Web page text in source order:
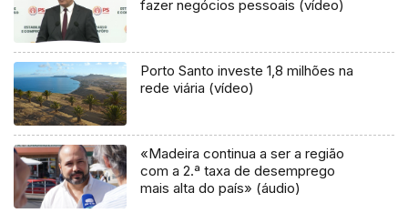
fazer negócios pessoais (vídeo)
Porto Santo investe 1,8 milhões na
rede viária (vídeo)
«Madeira continua a ser a região
com a 2.ª taxa de desemprego
mais alta do país» (áudio)